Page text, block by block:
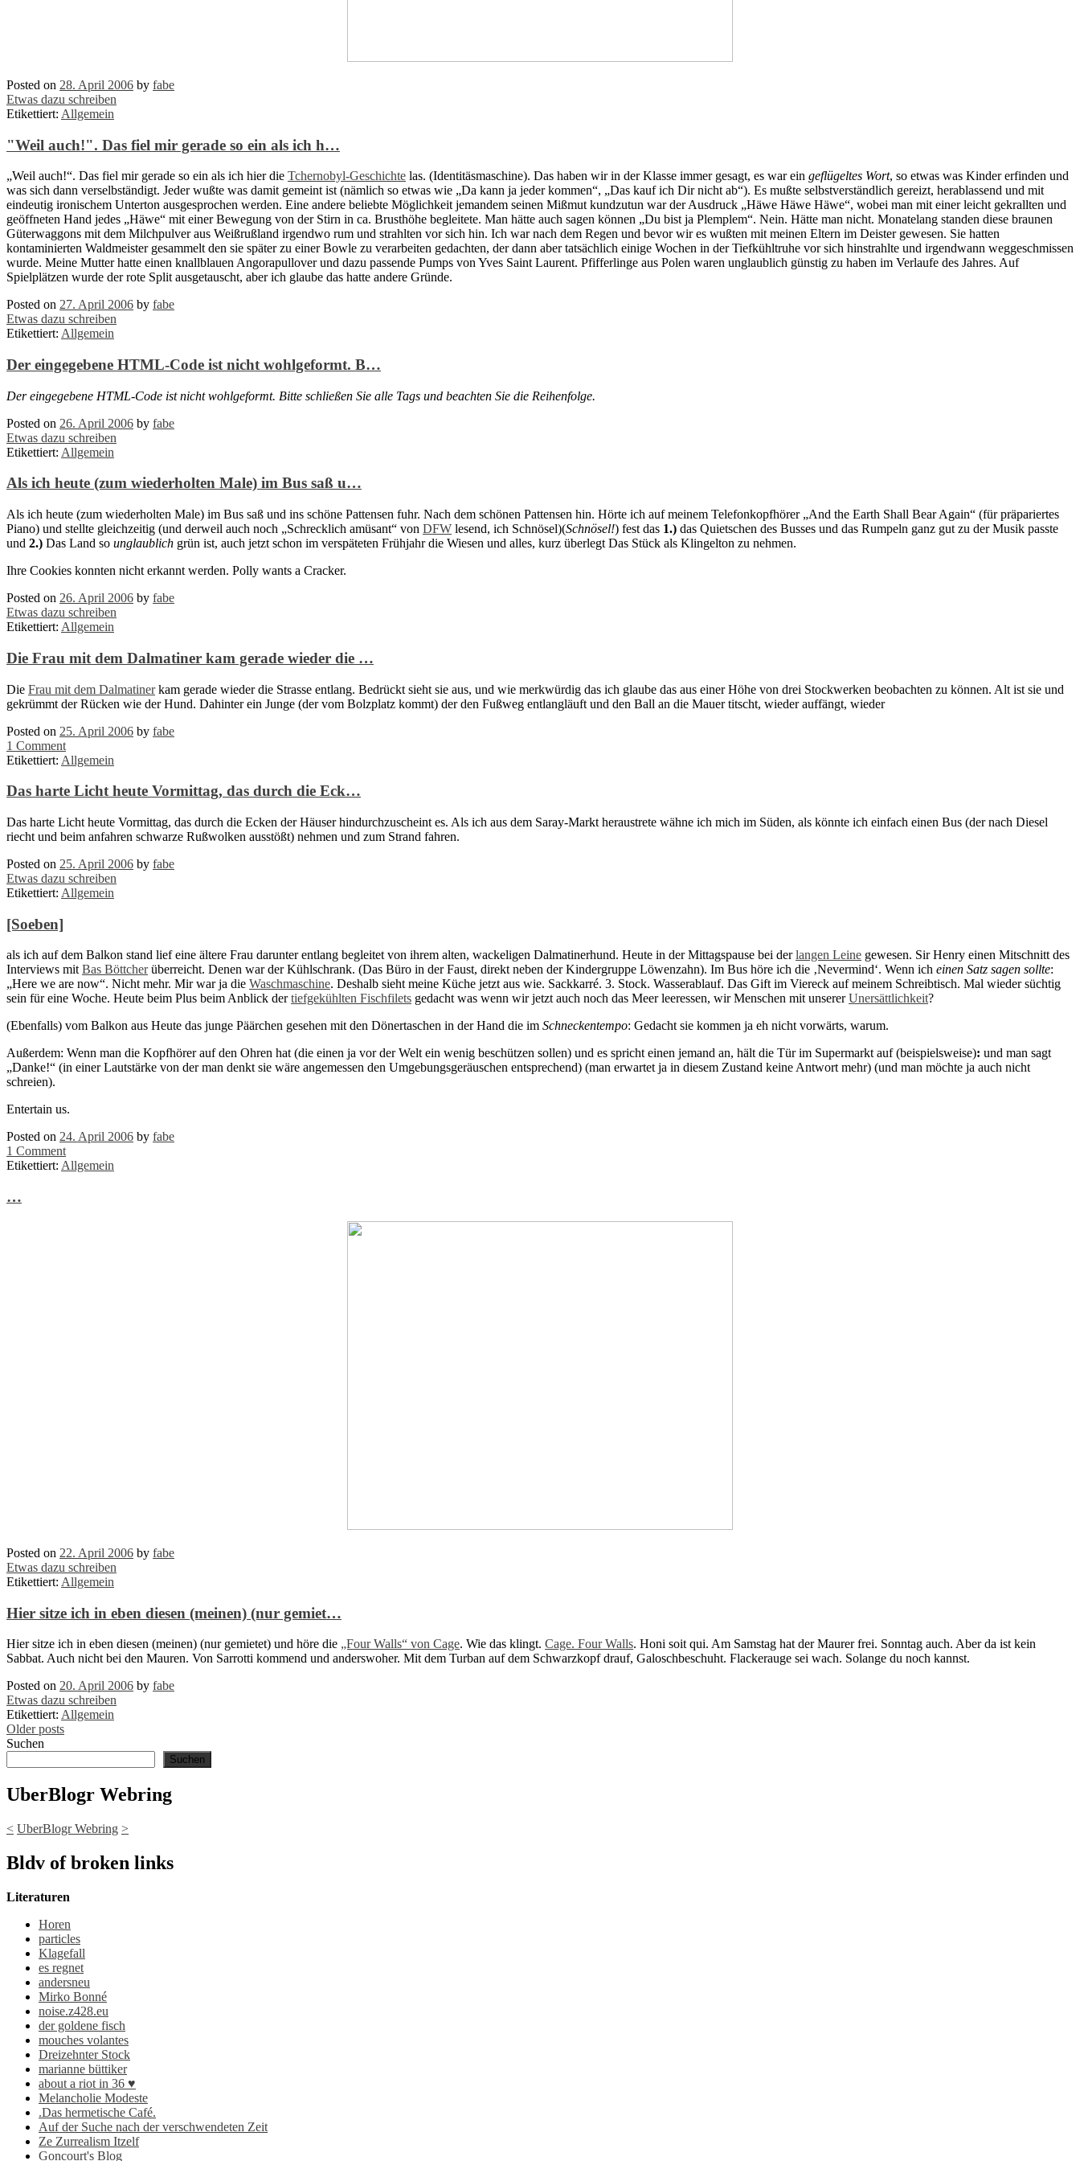
Posted on 28. April 2006 by fabe
Etwas dazu schreiben
Etikettiert: Allgemein
"Weil auch!". Das fiel mir gerade so ein als ich h…
„Weil auch!“. Das fiel mir gerade so ein als ich hier die Tchernobyl-Geschichte las. (Identitäsmaschine). Das haben wir in der Klasse immer gesagt, es war ein geflügeltes Wort, so etwas was Kinder erfinden und
was sich dann verselbständigt. Jeder wußte was damit gemeint ist (nämlich so etwas wie „Da kann ja jeder kommen“, „Das kauf ich Dir nicht ab“). Es mußte selbstverständlich gereizt, herablassend und mit
eindeutig ironischem Unterton ausgesprochen werden. Eine andere beliebte Möglichkeit jemandem seinen Mißmut kundzutun war der Ausdruck „Häwe Häwe Häwe“, wobei man mit einer leicht gekrallten und
geöffneten Hand jedes „Häwe“ mit einer Bewegung von der Stirn in ca. Brusthöhe begleitete. Man hätte auch sagen können „Du bist ja Plemplem“. Nein. Hätte man nicht. Monatelang standen diese braunen
Güterwaggons mit dem Milchpulver aus Weißrußland irgendwo rum und strahlten vor sich hin. Ich war nach dem Regen und bevor wir es wußten mit meinen Eltern im Deister gewesen. Sie hatten
kontaminierten Waldmeister gesammelt den sie später zu einer Bowle zu verarbeiten gedachten, der dann aber tatsächlich einige Wochen in der Tiefkühltruhe vor sich hinstrahlte und irgendwann weggeschmissen
wurde. Meine Mutter hatte einen knallblauen Angorapullover und dazu passende Pumps von Yves Saint Laurent. Pfifferlinge aus Polen waren unglaublich günstig zu haben im Verlaufe des Jahres. Auf
Spielplätzen wurde der rote Split ausgetauscht, aber ich glaube das hatte andere Gründe.
Posted on 27. April 2006 by fabe
Etwas dazu schreiben
Etikettiert: Allgemein
Der eingegebene HTML-Code ist nicht wohlgeformt. B…
Der eingegebene HTML-Code ist nicht wohlgeformt. Bitte schließen Sie alle Tags und beachten Sie die Reihenfolge.
Posted on 26. April 2006 by fabe
Etwas dazu schreiben
Etikettiert: Allgemein
Als ich heute (zum wiederholten Male) im Bus saß u…
Als ich heute (zum wiederholten Male) im Bus saß und ins schöne Pattensen fuhr. Nach dem schönen Pattensen hin. Hörte ich auf meinem Telefonkopfhörer „And the Earth Shall Bear Again“ (für präpariertes
Piano) und stellte gleichzeitig (und derweil auch noch „Schrecklich amüsant“ von DFW lesend, ich Schnösel)(Schnösel!) fest das 1.) das Quietschen des Busses und das Rumpeln ganz gut zu der Musik passte
und 2.) Das Land so unglaublich grün ist, auch jetzt schon im verspäteten Frühjahr die Wiesen und alles, kurz überlegt Das Stück als Klingelton zu nehmen.
Ihre Cookies konnten nicht erkannt werden. Polly wants a Cracker.
Posted on 26. April 2006 by fabe
Etwas dazu schreiben
Etikettiert: Allgemein
Die Frau mit dem Dalmatiner kam gerade wieder die …
Die Frau mit dem Dalmatinerkam gerade wieder die Strasse entlang. Bedrückt sieht sie aus, und wie merkwürdig das ich glaube das aus einer Höhe von drei Stockwerken beobachten zu können. Alt ist sie und
gekrümmt der Rücken wie der Hund. Dahinter ein Junge (der vom Bolzplatz kommt) der den Fußweg entlangläuft und den Ball an die Mauer titscht, wieder auffängt, wieder
Posted on 25. April 2006 by fabe
1 Comment
Etikettiert: Allgemein
Das harte Licht heute Vormittag, das durch die Eck…
Das harte Licht heute Vormittag, das durch die Ecken der Häuser hindurchzuscheint es. Als ich aus dem Saray-Markt heraustrete wähne ich mich im Süden, als könnte ich einfach einen Bus (der nach Diesel
riecht und beim anfahren schwarze Rußwolken ausstößt) nehmen und zum Strand fahren.
Posted on 25. April 2006 by fabe
Etwas dazu schreiben
Etikettiert: Allgemein
[Soeben]
als ich auf dem Balkon stand lief eine ältere Frau darunter entlang begleitet von ihrem alten, wackeligen Dalmatinerhund. Heute in der Mittagspause bei derlangen Leine gewesen. Sir Henry einen Mitschnitt des
Interviews mitBas Böttcherüberreicht. Denen war der Kühlschrank. (Das Büro in der Faust, direkt neben der Kindergruppe Löwenzahn). Im Bus höre ich die ‚Nevermind‘. Wenn ich einen Satz sagen sollte:
„Here we are now“. Nicht mehr. Mir war ja die Waschmaschine. Deshalb sieht meine Küche jetzt aus wie. Sackkarré. 3. Stock. Wasserablauf. Das Gift im Viereck auf meinem Schreibtisch. Mal wieder süchtig
sein für eine Woche. Heute beim Plus beim Anblick dertiefgekühlten Fischfilets gedacht was wenn wir jetzt auch noch das Meer leeressen, wir Menschen mit unsererUnersättlichkeit?
(Ebenfalls) vom Balkon aus Heute das junge Päärchen gesehen mit den Dönertaschen in der Hand die im Schneckentempo: Gedacht sie kommen ja eh nicht vorwärts, warum.
Außerdem: Wenn man die Kopfhörer auf den Ohren hat (die einen ja vor der Welt ein wenig beschützen sollen) und es spricht einen jemand an, hält die Tür im Supermarkt auf (beispielsweise): und man sagt
„Danke!“ (in einer Lautstärke von der man denkt sie wäre angemessen den Umgebungsgeräuschen entsprechend) (man erwartet ja in diesem Zustand keine Antwort mehr) (und man möchte ja auch nicht
schreien).
Entertain us.
Posted on 24. April 2006 by fabe
1 Comment
Etikettiert: Allgemein
…
Posted on 22. April 2006 by fabe
Etwas dazu schreiben
Etikettiert: Allgemein
Hier sitze ich in eben diesen (meinen) (nur gemiet…
Hier sitze ich in eben diesen (meinen) (nur gemietet) und höre die „Four Walls“ von Cage. Wie das klingt. Cage. Four Walls. Honi soit qui. Am Samstag hat der Maurer frei. Sonntag auch. Aber da ist kein
Sabbat. Auch nicht bei den Mauren. Von Sarrotti kommend und anderswoher. Mit dem Turban auf dem Schwarzkopf drauf, Galoschbeschuht. Flackerauge sei wach. Solange du noch kannst.
Posted on 20. April 2006 by fabe
Etwas dazu schreiben
Etikettiert: Allgemein
Posts
navigation
Older posts
Suchen
Suchen
UberBlogr Webring
< UberBlogr Webring >
Bldv of broken links
Literaturen
Horen
particles
Klagefall
es regnet
andersneu
Mirko Bonné
noise.z428.eu
der goldene fisch
mouches volantes
Dreizehnter Stock
marianne büttiker
about a riot in 36 ♥
Melancholie Modeste
.Das hermetische Café.
Auf der Suche nach der verschwendeten Zeit
Ze Zurrealism Itzelf
Goncourt's Blog